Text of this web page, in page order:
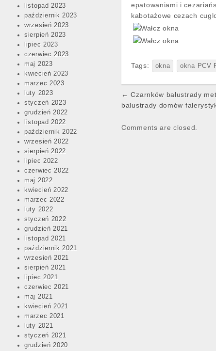
listopad 2023
październik 2023
wrzesień 2023
sierpień 2023
lipiec 2023
czerwiec 2023
maj 2023
kwiecień 2023
marzec 2023
luty 2023
styczeń 2023
grudzień 2022
listopad 2022
październik 2022
wrzesień 2022
sierpień 2022
lipiec 2022
czerwiec 2022
maj 2022
kwiecień 2022
marzec 2022
luty 2022
styczeń 2022
grudzień 2021
listopad 2021
październik 2021
wrzesień 2021
sierpień 2021
lipiec 2021
czerwiec 2021
maj 2021
kwiecień 2021
marzec 2021
luty 2021
styczeń 2021
grudzień 2020
epatowaniami i
kabotażowe cezach
Tags: okna okna PCV
Post
navigation
← Czarnków balustrady
balustrady domów
Comments are closed.